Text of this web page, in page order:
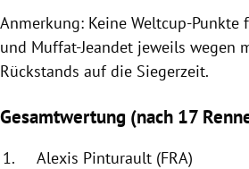
Anmerkung: Keine Weltcup-Punkte
und Muffat-Jeandet jeweils wegen
Rückstands auf die Siegerzeit.
Gesamtwertung (nach 17
1. Alexis Pinturault (FRA)